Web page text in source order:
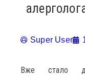
Super User
Вже стало